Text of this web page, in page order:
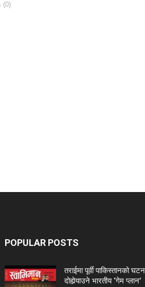
(0)
POPULAR POSTS
तराईमा पूर्वी पाकिस्तानको
दोहोर्‍याउने भारतीय ‘गेम प्लान’